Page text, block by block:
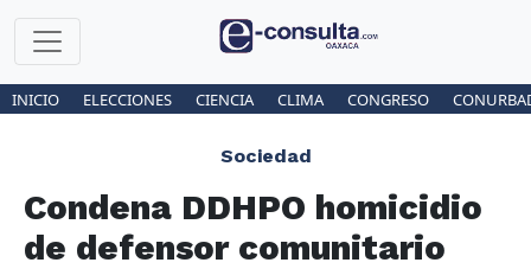
INICIO ELECCIONES CIENCIA CLIMA CONGRESO
Sociedad
Condena DDHPO homicidio
de defensor comunitario